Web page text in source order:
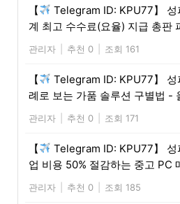
【
Telegram ID: KPU77】 성
계 최고 수수료(요율) 지급 총판
관리자 추천 0 조회 161
【
Telegram ID: KPU77】
례로 보는 가품 솔루션 구별법 -
관리자 추천 0 조회 171
【
Telegram ID: KPU77】
업 비용 50% 절감하는 중고 PC
관리자 추천 0 조회 185